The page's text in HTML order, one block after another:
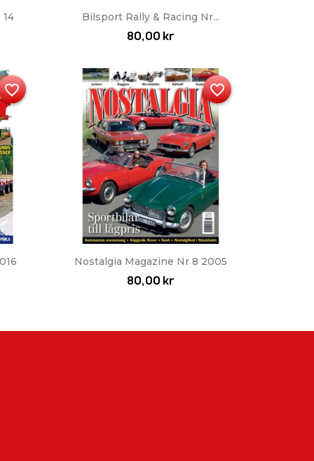
Snabbvy
Bilsport Rally & Racing Nr...
80,00 kr
favorite_border
Snabbvy
Nostalgia Magazine Nr 8 2005
80,00 kr
favorite_border